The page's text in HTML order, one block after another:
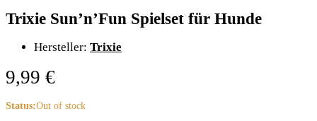
Trixie Sun’n’Fun Spielset für Hunde
Hersteller: Trixie
9,99 €
Status:Out of stock